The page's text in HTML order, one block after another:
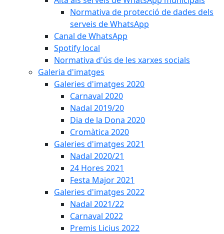
Normativa de protecció de dades dels
serveis de WhatsApp
Canal de WhatsApp
Spotify local
Normativa d'ús de les xarxes socials
Galeria d'imatges
Galeries d'imatges 2020
Carnaval 2020
Nadal 2019/20
Dia de la Dona 2020
Cromàtica 2020
Galeries d'imatges 2021
Nadal 2020/21
24 Hores 2021
Festa Major 2021
Galeries d'imatges 2022
Nadal 2021/22
Carnaval 2022
Premis Licius 2022